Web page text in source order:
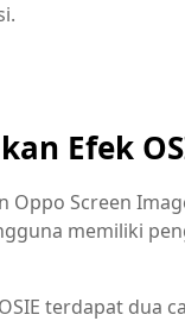
Efek
Oppo Screen
memiliki
terdapat dua